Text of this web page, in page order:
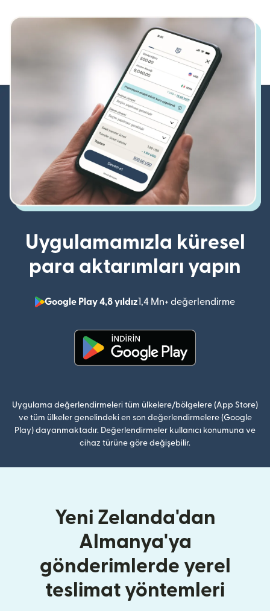
Uygulamamızla küresel
para aktarımları yapın
Google Play 4,8 yıldız1,4 Mn+ değerlendirme
Uygulama değerlendirmeleri tüm ülkelere/bölgelere (App Store)
ve tüm ülkeler genelindeki en son değerlendirmelere (Google
Play) dayanmaktadır. Değerlendirmeler kullanıcı konumuna ve
cihaz türüne göre değişebilir.
Yeni Zelanda'dan
Almanya'ya
gönderimlerde yerel
teslimat yöntemleri